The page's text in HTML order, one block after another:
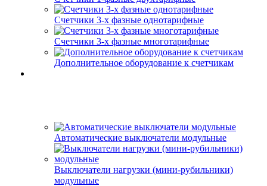
Счетчики 3-х фазные однотарифные
Счетчики 3-х фазные многотарифные
Дополнительное оборудование к счетчикам
Автоматические выключатели модульные
Выключатели нагрузки (мини-рубильники)
модульные